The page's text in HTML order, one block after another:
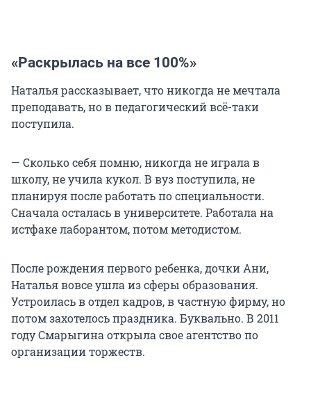
«Раскрылась на все 100%»
Наталья рассказывает, что никогда не мечтала
преподавать, но в педагогический всё-таки
поступила.
— Сколько себя помню, никогда не играла в
школу, не учила кукол. В вуз поступила, не
планируя после работать по специальности.
Сначала осталась в университете. Работала на
истфаке лаборантом, потом методистом.
После рождения первого ребенка, дочки Ани,
Наталья вовсе ушла из сферы образования.
Устроилась в отдел кадров, в частную фирму, но
потом захотелось праздника. Буквально. В 2011
году Смарыгина открыла свое агентство по
организации торжеств.